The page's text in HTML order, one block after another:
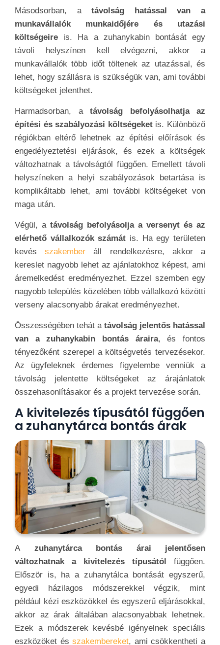
Másodsorban, atávolság hatással van a
munkavállalók munkaidőjére és utazási
költségeire is. Ha a zuhanykabin bontását egy
távoli helyszínen kell elvégezni, akkor a
munkavállalók több időt töltenek az utazással, és
lehet, hogy szállásra is szükségük van, ami további
költségeket jelenthet.
Harmadsorban, atávolság befolyásolhatja az
építési és szabályozási költségeketis. Különböző
régiókban eltérő lehetnek az építési előírások és
engedélyeztetési eljárások, és ezek a költségek
változhatnak a távolságtól függően. Emellett távoli
helyszíneken a helyi szabályozások betartása is
komplikáltabb lehet, ami további költségeket von
maga után.
Végül, atávolság befolyásolja a versenyt és az
elérhető vállalkozók számát is. Ha egy területen
kevésszakemberáll rendelkezésre, akkor a
kereslet nagyobb lehet az ajánlatokhoz képest, ami
áremelkedést eredményezhet. Ezzel szemben egy
nagyobb település közelében több vállalkozó közötti
verseny alacsonyabb árakat eredményezhet.
Összességében tehát a távolság jelentős hatással
van a zuhanykabin bontás áraira, és fontos
tényezőként szerepel a költségvetés tervezésekor.
Az ügyfeleknek érdemes figyelembe venniük a
távolság jelentette költségeket az árajánlatok
összehasonlításakor és a projekt tervezése során.
A kivitelezés típusától függően
a zuhanytárca bontás árak
A zuhanytárca bontás árai jelentősen
változhatnak a kivitelezés típusától függően.
Először is, ha a zuhanytálca bontását egyszerű,
egyedi házilagos módszerekkel végzik, mint
például kézi eszközökkel és egyszerű eljárásokkal,
akkor az árak általában alacsonyabbak lehetnek.
Ezek a módszerek kevésbé igényelnek speciális
eszközöket ésszakembereket, ami csökkentheti a